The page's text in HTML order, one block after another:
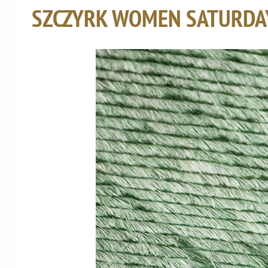
SZCZYRK WOMEN